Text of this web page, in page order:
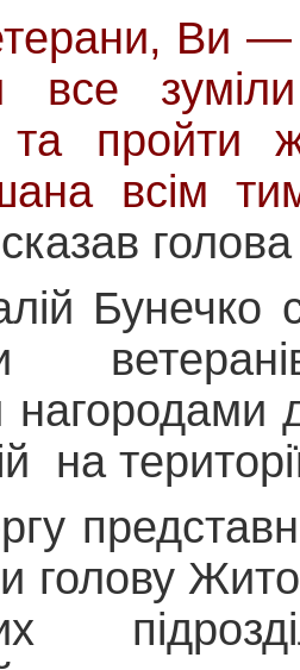
Ви —
все
та пройти
всім
нагородами
на
голову